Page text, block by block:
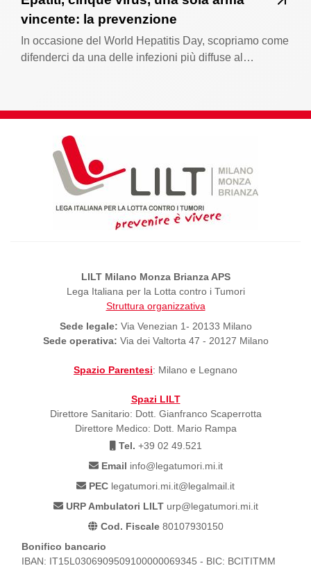
vincente: la prevenzione
In occasione del World Hepatitis Day, scopriamo come
difenderci da una delle infezioni più diffuse al…
LILT Milano Monza Brianza APS
Lega Italiana per la Lotta contro i Tumori
Struttura organizzativa
Sede legale: Via Venezian 1- 20133 Milano
Sede operativa: Via dei Valtorta 47 - 20127 Milano
Spazio Parentesi: Milano e Legnano
Spazi LILT
Direttore Sanitario: Dott. Gianfranco Scaperrotta
Direttore Medico: Dott. Mario Rampa
Tel. +39 02 49.521
Email info@legatumori.mi.it
PEC legatumori.mi.it@legalmail.it
URP Ambulatori LILTurp@legatumori.mi.it
Cod. Fiscale80107930150
Bonifico bancario
IBAN: IT15L0306909509100000069345 - BIC: BCITITMM